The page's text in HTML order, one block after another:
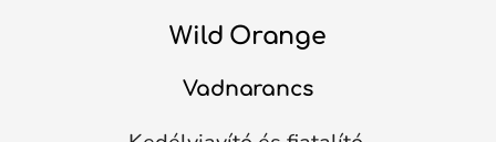
Wild Orange
Vadnarancs